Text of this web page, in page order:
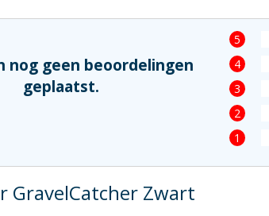
nog geen beoordelingen
geplaatst.
5
4
3
2
1
GravelCatcher Zwart